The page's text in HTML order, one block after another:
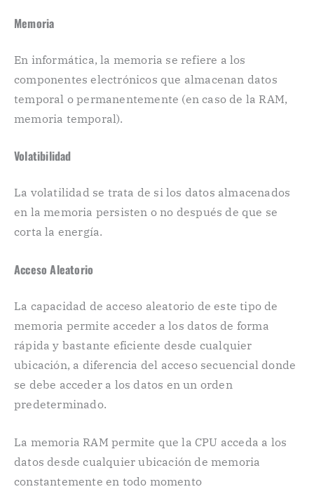
Memoria
En informática, la memoria se refiere a los
componentes electrónicos que almacenan datos
temporal o permanentemente (en caso de la RAM,
memoria temporal).
Volatibilidad
La volatilidad se trata de si los datos almacenados
en la memoria persisten o no después de que se
corta la energía.
Acceso Aleatorio
La capacidad de acceso aleatorio de este tipo de
memoria permite acceder a los datos de forma
rápida y bastante eficiente desde cualquier
ubicación, a diferencia del acceso secuencial donde
se debe acceder a los datos en un orden
predeterminado.
La memoria RAM permite que la CPU acceda a los
datos desde cualquier ubicación de memoria
constantemente en todo momento